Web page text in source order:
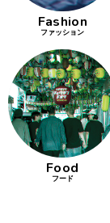
とは応援
立ったら
行動
するよう
ザインを
Fashion
ファッション
Food
フード